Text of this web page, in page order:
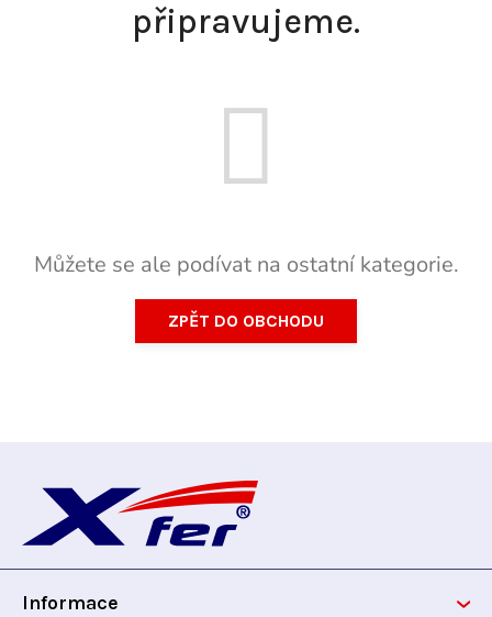
připravujeme.
Můžete se ale podívat na ostatní kategorie.
ZPĚT DO OBCHODU
p
Informace